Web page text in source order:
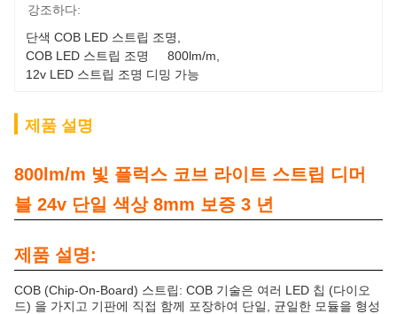
강조하다:
단색 COB LED 스트립 조명
COB LED 스트립 조명 	800lm/m
12v LED 스트립 조명 디밍 가능
제품 설명
800lm/m 빛 플럭스 코브 라이트 스트립 디머
블 24v 단일 색상 8mm 보증 3 년
제품 설명:
COB (Chip-On-Board) 스트립: COB 기술은 여러 LED 칩 (다이오
드) 을 가지고 기판에 직접 함께 포장하여 단일, 균일한 모듈을 형성